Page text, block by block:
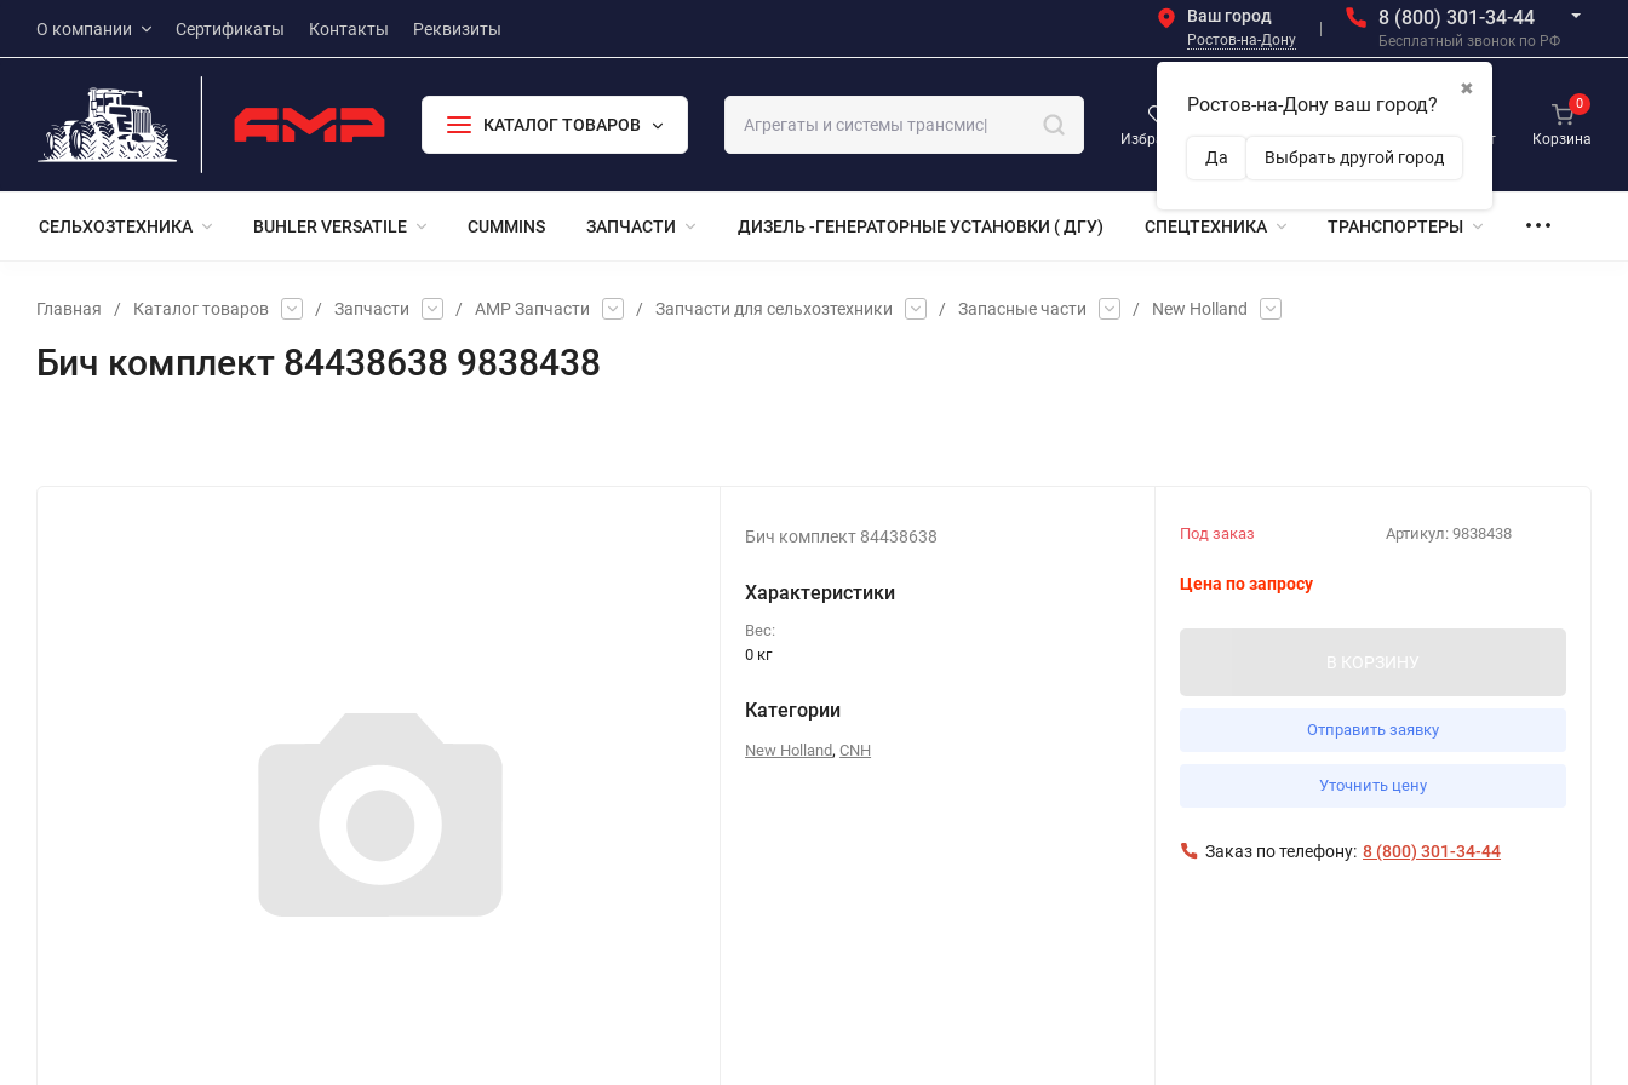
О компании Сертификаты Контакты Реквизиты
Ваш город
Ростов-на-Дону
✖
Ростов-на-Дону ваш город?
Да Выбрать другой город
8 (800) 301-34-44
Бесплатный звонок по РФ
КАТАЛОГ ТОВАРОВ
Избранное
0
Личный кабинет Корзина
0
СЕЛЬХОЗТЕХНИКА BUHLER VERSATILE CUMMINS ЗАПЧАСТИ ДИЗЕЛЬ -ГЕНЕРАТОРНЫЕ УСТАНОВКИ ( ДГУ) СПЕЦТЕХНИКА ТРАНСПОРТЕРЫ
Главная / Каталог товаров / Запчасти / АМР Запчасти / Запчасти для сельхозтехники / Запасные части / New Holland
Бич комплект 84438638 9838438
Бич комплект 84438638
Характеристики
Вес:
0 кг
Категории
New Holland,CNH
Артикул: 9838438
Под заказ
Цена по запросу
В КОРЗИНУ
Отправить заявку
Уточнить цену
Заказ по телефону: 8 (800) 301-34-44